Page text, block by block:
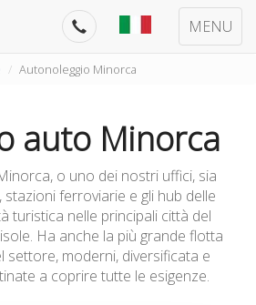
MENU
Autonoleggio Minorca
auto Minorca
o uno dei nostri uffici, sia
ferroviarie e gli hub delle
turistica nelle principali città del
Ha anche la più grande flotta
settore, moderni, diversificata e
a coprire tutte le esigenze.